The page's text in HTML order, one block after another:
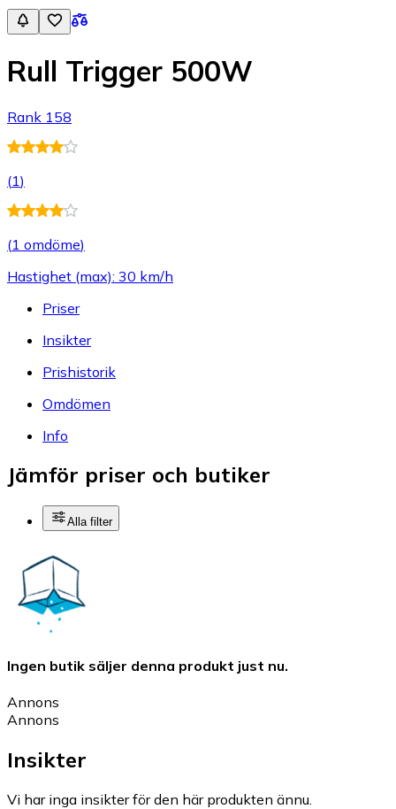
Rull Trigger 500W
Rank 158
(1)
(1 omdöme)
Hastighet (max): 30 km/h
Priser
Insikter
Prishistorik
Omdömen
Info
Jämför priser och butiker
Alla filter
Ingen butik säljer denna produkt just nu.
Annons
Annons
Insikter
Vi har inga insikter för den här produkten ännu.